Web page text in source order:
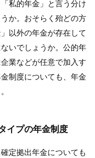
私的年金」と言う分け
か。おそらく殆どの方
以外の年金が存在して
いでしょうか。公的年
業などが任意で加入す
制度についても、年金
イプの年金制度
定拠出年金についても